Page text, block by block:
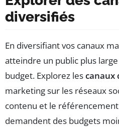
diversifiés
En diversifiant vos canaux
atteindre un public plus
budget. Explorez lescanaux
marketing sur les réseaux
contenu et le référencement
demandent des budgets